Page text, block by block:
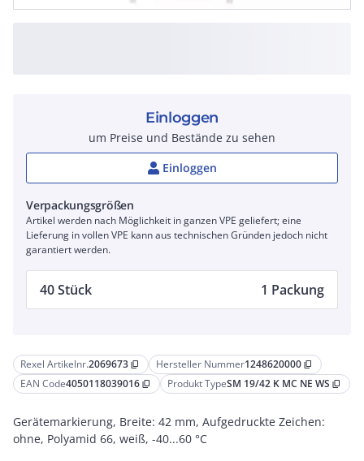
Rexel Artikelnr.2069673 content_copy Hersteller Nummer1248620000 content_copy
EAN Code4050118039016 content_copy Produkt TypeSM 19/42 K MC NE WS content_copy
Gerätemarkierung, Breite: 42 mm, Aufgedruckte Zeichen:
ohne, Polyamid 66, weiß, -40...60 °C
Einloggen
um Preise und Bestände zu sehen
Einloggen
Verpackungsgrößen
Artikel werden nach Möglichkeit in ganzen VPE geliefert; eine
Lieferung in vollen VPE kann aus technischen Gründen jedoch nicht
garantiert werden.
40 Stück 1 Packung